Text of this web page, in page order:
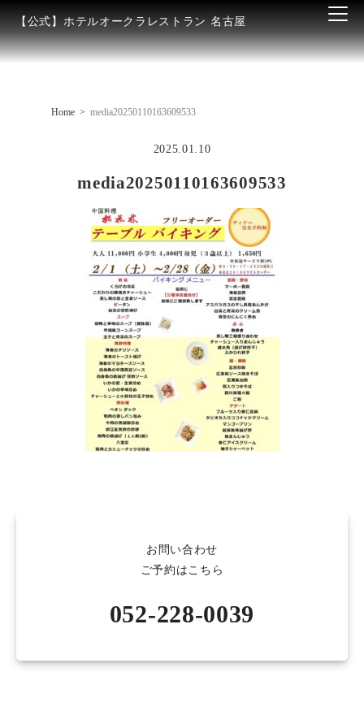
【公式】ホテルオークラレストラン 名古屋
Home media20250110163609533
2025.01.10
media20250110163609533
お問い合わせ
ご予約はこちら
052-228-0039